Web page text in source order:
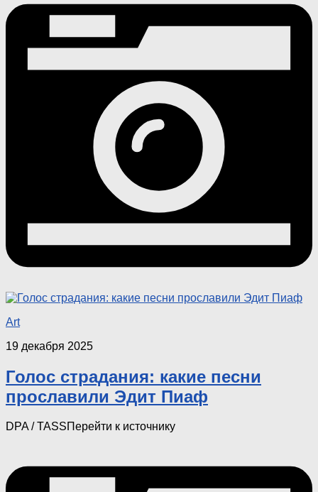
Art
19 декабря 2025
Голос страдания: какие песни
прославили Эдит Пиаф
DPA / TASSПерейти к источнику